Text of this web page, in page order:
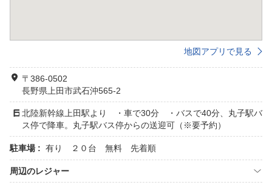
地図アプリで見る
〒386-0502
長野県上田市武石沖565-2
北陸新幹線上田駅より ・車で30分 ・バスで40分、丸子駅バ
ス停で降車。丸子駅バス停からの送迎可（※要予約）
駐車場 : 有り ２０台 無料 先着順
周辺のレジャー